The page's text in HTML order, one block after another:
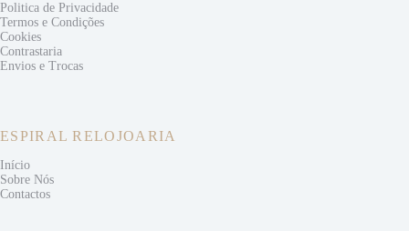
Politica de Privacidade
Termos e Condições
Cookies
Contrastaria
Envios e Trocas
ESPIRAL RELOJOARIA
Início
Sobre Nós
Contactos